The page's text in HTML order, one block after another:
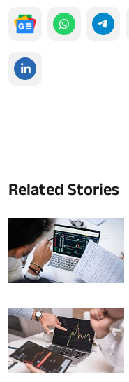
Related Stories